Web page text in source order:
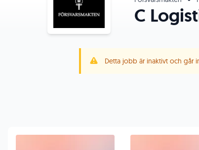
C
Detta jobb är inaktivt och går